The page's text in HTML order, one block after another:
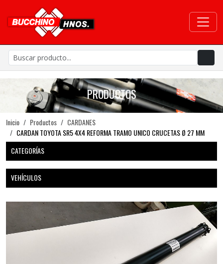
PRODUCTOS
Inicio Productos
CARDANES
CARDAN TOYOTA SR5 4X4 REFORMA TRAMO UNICO CRUCETAS Ø 27 MM
CATEGORÍAS
VEHÍCULOS